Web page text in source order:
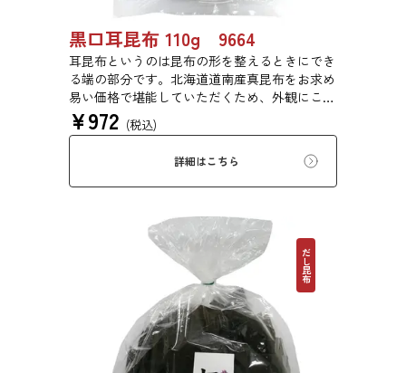
黒口耳昆布 110g 9664
耳昆布というのは昆布の形を整えるときにでき
る端の部分です。北海道道南産真昆布をお求め
易い価格で堪能していただくため、外観にこだ
わらず、旨味を求めて商品化しました。形は不
揃いですが、味に変わりはございません。だし
は澄み、鍋物だしや、お漬物、白菜漬けにも最
¥972 (税込)
詳細はこちら
だし昆布